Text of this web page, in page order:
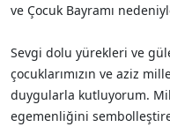
ve Çocuk Bayramı
Sevgi dolu yürekleri ve
çocuklarımızın ve aziz
duygularla kutluyorum.
egemenliğini